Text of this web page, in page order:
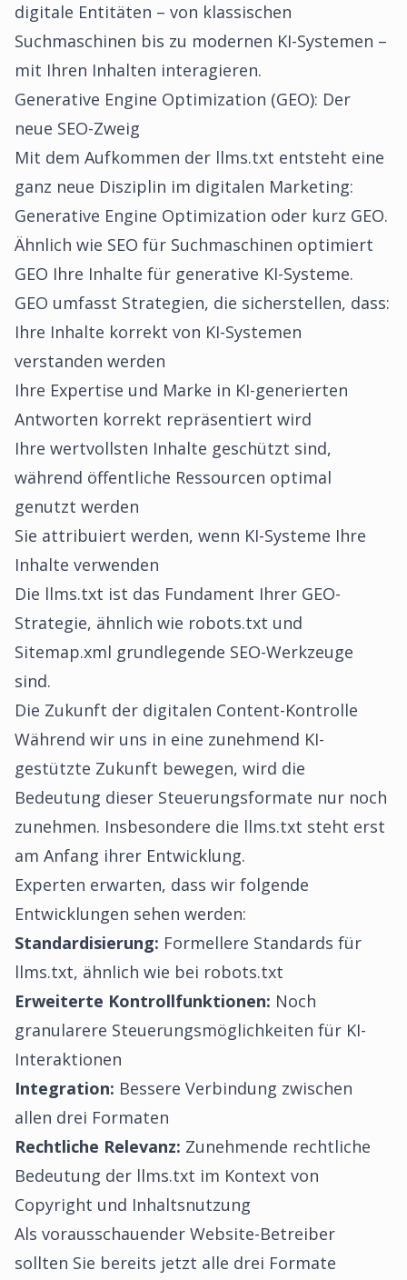
digitale Entitäten – von klassischen
Suchmaschinen bis zu modernen KI-Systemen –
mit Ihren Inhalten interagieren.
Generative Engine Optimization (GEO): Der
neue SEO-Zweig
Mit dem Aufkommen der llms.txt entsteht eine
ganz neue Disziplin im digitalen Marketing:
Generative Engine Optimization oder kurz GEO.
Ähnlich wie SEO für Suchmaschinen optimiert
GEO Ihre Inhalte für generative KI-Systeme.
GEO umfasst Strategien, die sicherstellen, dass:
Ihre Inhalte korrekt von KI-Systemen
verstanden werden
Ihre Expertise und Marke in KI-generierten
Antworten korrekt repräsentiert wird
Ihre wertvollsten Inhalte geschützt sind,
während öffentliche Ressourcen optimal
genutzt werden
Sie attribuiert werden, wenn KI-Systeme Ihre
Inhalte verwenden
Die llms.txt ist das Fundament Ihrer GEO-
Strategie, ähnlich wie robots.txt und
Sitemap.xml grundlegende SEO-Werkzeuge
sind.
Die Zukunft der digitalen Content-Kontrolle
Während wir uns in eine zunehmend KI-
gestützte Zukunft bewegen, wird die
Bedeutung dieser Steuerungsformate nur noch
zunehmen. Insbesondere die llms.txt steht erst
am Anfang ihrer Entwicklung.
Experten erwarten, dass wir folgende
Entwicklungen sehen werden:
Standardisierung: Formellere Standards für
llms.txt, ähnlich wie bei robots.txt
Erweiterte Kontrollfunktionen: Noch
granularere Steuerungsmöglichkeiten für KI-
Interaktionen
Integration: Bessere Verbindung zwischen
allen drei Formaten
Rechtliche Relevanz: Zunehmende rechtliche
Bedeutung der llms.txt im Kontext von
Copyright und Inhaltsnutzung
Als vorausschauender Website-Betreiber
sollten Sie bereits jetzt alle drei Formate